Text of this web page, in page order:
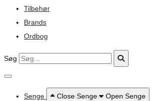
Tilbehør
Brands
Ordbog
Søg
Senge Close Senge Open Senge